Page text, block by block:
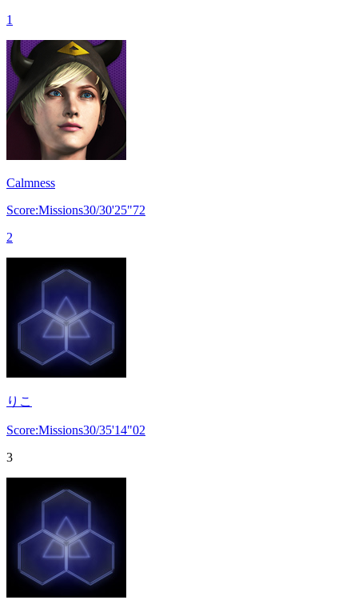
1
Calmness
Score:Missions30/30'25"72
2
りこ
Score:Missions30/35'14"02
3